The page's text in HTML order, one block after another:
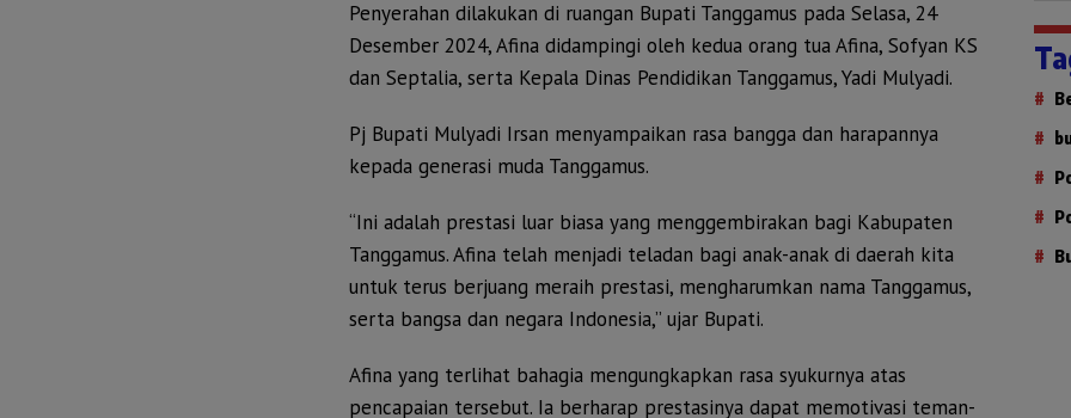
Penyerahan dilakukan di ruangan Bupati Tanggamus pada Selasa, 24
Desember 2024, Afina didampingi oleh kedua orang tua Afina, Sofyan KS
dan Septalia, serta Kepala Dinas Pendidikan Tanggamus, Yadi Mulyadi.
Pj Bupati Mulyadi Irsan menyampaikan rasa bangga dan harapannya
kepada generasi muda Tanggamus.
“Ini adalah prestasi luar biasa yang menggembirakan bagi Kabupaten
Tanggamus. Afina telah menjadi teladan bagi anak-anak di daerah kita
untuk terus berjuang meraih prestasi, mengharumkan nama Tanggamus,
serta bangsa dan negara Indonesia,” ujar Bupati.
Afina yang terlihat bahagia mengungkapkan rasa syukurnya atas
pencapaian tersebut. Ia berharap prestasinya dapat memotivasi teman-